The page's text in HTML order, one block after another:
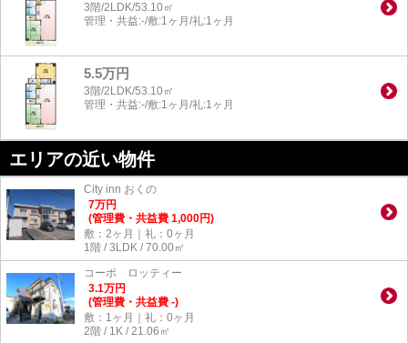
3階/2LDK/53.10㎡
管理・共益:-/敷:1ヶ月/礼:1ヶ月
5.5万円
3階/2LDK/53.10㎡
管理・共益:-/敷:1ヶ月/礼:1ヶ月
エリアの近い物件
City inn おくの
7万円
(管理費・共益費 1,000円)
敷：2ヶ月｜礼：0ヶ月
1階 / 3LDK / 70.00㎡
コーポ ロッティー
3.1万円
(管理費・共益費 -)
敷：1ヶ月｜礼：0ヶ月
2階 / 1K / 21.06㎡